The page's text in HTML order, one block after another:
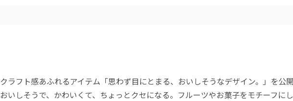
クラフト感あふれるアイテム「思わず目にとまる、おいしそうなデザイン。」を公開
おいしそうで、かわいくて、ちょっとクセになる。フルーツやお菓子をモチーフに